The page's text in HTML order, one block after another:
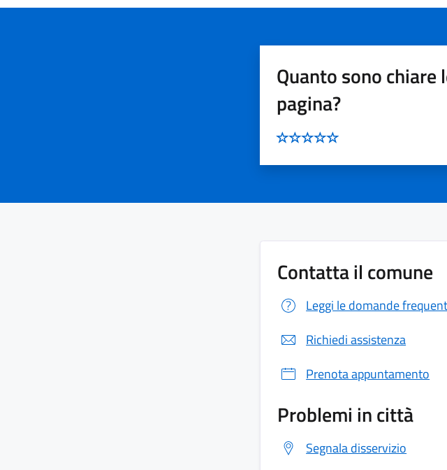
Quanto sono
pagina?
Contatta il comune
Leggi le domande
Richiedi assistenza
Prenota appuntamento
Problemi in città
Segnala disservizio